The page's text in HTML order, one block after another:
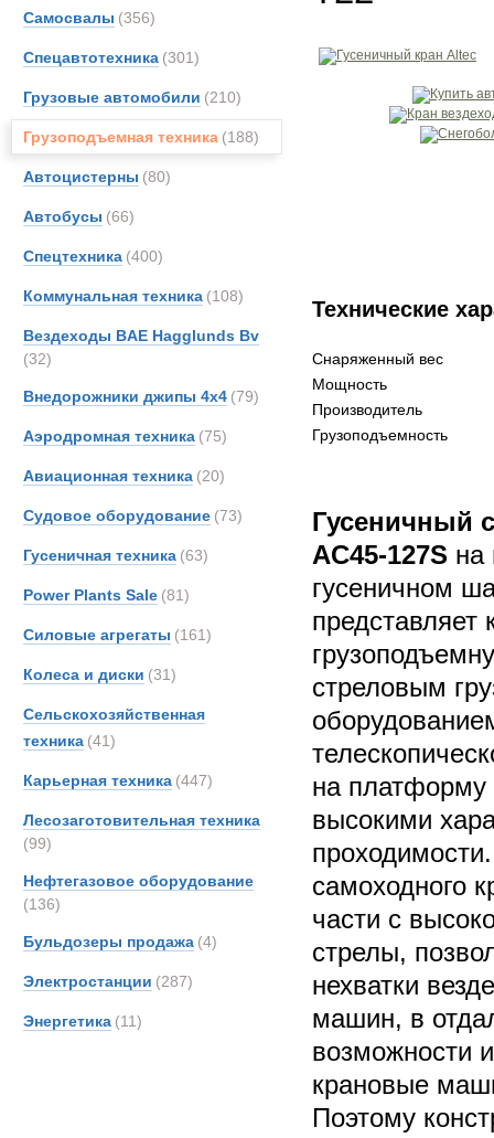
Самосвалы (356)
Спецавтотехника (301)
Грузовые автомобили (210)
Грузоподъемная техника (188)
Автоцистерны (80)
Автобусы (66)
Спецтехника (400)
Коммунальная техника (108)
Вездеходы BAE Hagglunds Bv
(32)
Внедорожники джипы 4х4 (79)
Аэродромная техника (75)
Авиационная техника (20)
Судовое оборудование (73)
Гусеничная техника (63)
Power Plants Sale (81)
Силовые агрегаты (161)
Колеса и диски (31)
Сельскохозяйственная
техника (41)
Карьерная техника (447)
Лесозаготовительная техника
(99)
Нефтегазовое оборудование
(136)
Бульдозеры продажа (4)
Электростанции (287)
Энергетика (11)
Технические
Снаряженный вес
Мощность
Производитель
Грузоподъемность
Гусеничный
AC45-127S на
гусеничном
представляет
стреловым
на платформу
высокими
самоходного
части с
стрелы,
нехватки
машин, в
возможности
крановые
Поэтому